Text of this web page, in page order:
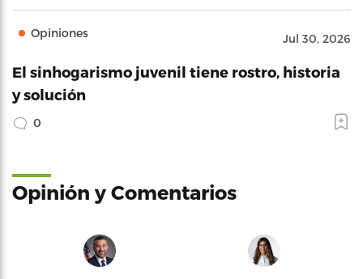
Opiniones Jul 30, 2026
El sinhogarismo juvenil tiene rostro, historia
y solución
0
Opinión y Comentarios